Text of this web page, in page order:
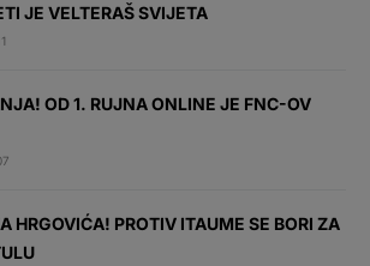
JE VELTERAŠ SVIJETA
OD 1. RUJNA ONLINE JE FNC-OV
HRGOVIĆA! PROTIV ITAUME SE BORI ZA